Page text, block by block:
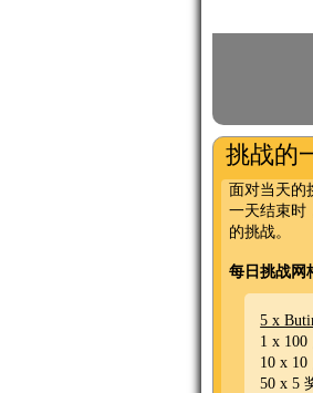
挑战的
面对当天的
一天结束时
的挑战。
每日挑战网
5 x
1 x 100
10 x 10
50 x 5